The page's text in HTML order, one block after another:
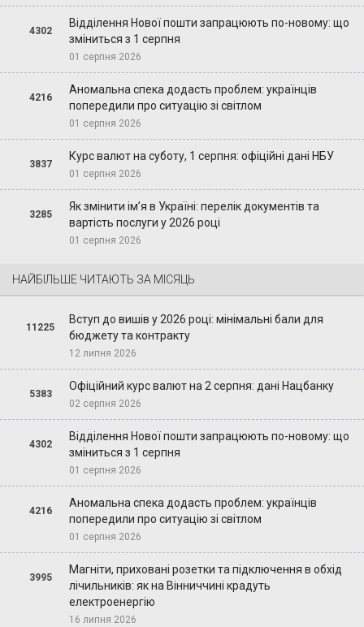
4302
Відділення Нової пошти запрацюють по-новому: що
зміниться з 1 серпня
01 серпня 2026
4216
Аномальна спека додасть проблем: українців
попередили про ситуацію зі світлом
01 серпня 2026
3837
Курс валют на суботу, 1 серпня: офіційні дані НБУ
01 серпня 2026
3285
Як змінити ім’я в Україні: перелік документів та
вартість послуги у 2026 році
01 серпня 2026
НАЙБІЛЬШЕ ЧИТАЮТЬ ЗА МІСЯЦЬ
11225
Вступ до вишів у 2026 році: мінімальні бали для
бюджету та контракту
12 липня 2026
5383
Офіційний курс валют на 2 серпня: дані Нацбанку
02 серпня 2026
4302
Відділення Нової пошти запрацюють по-новому: що
зміниться з 1 серпня
01 серпня 2026
4216
Аномальна спека додасть проблем: українців
попередили про ситуацію зі світлом
01 серпня 2026
3995
Магніти, приховані розетки та підключення в обхід
лічильників: як на Вінниччині крадуть
електроенергію
16 липня 2026